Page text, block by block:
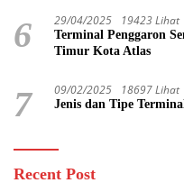
6 29/04/2025 19423 Lihat
Terminal Penggaron
Timur Kota Atlas
7 09/02/2025 18697 Lihat
Jenis dan Tipe
Recent Post